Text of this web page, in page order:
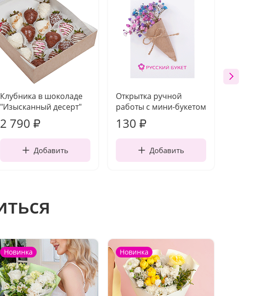
Клубника в шоколаде
"Изысканный десерт"
2 790 ₽
Добавить
Открытка ручной
работы с мини-букетом
130 ₽
Добавить
Новинка Новинка